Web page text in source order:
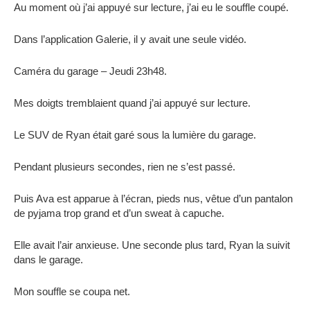
Au moment où j’ai appuyé sur lecture, j’ai eu le souffle coupé.
Dans l’application Galerie, il y avait une seule vidéo.
Caméra du garage – Jeudi 23h48.
Mes doigts tremblaient quand j’ai appuyé sur lecture.
Le SUV de Ryan était garé sous la lumière du garage.
Pendant plusieurs secondes, rien ne s’est passé.
Puis Ava est apparue à l’écran, pieds nus, vêtue d’un pantalon
de pyjama trop grand et d’un sweat à capuche.
Elle avait l’air anxieuse. Une seconde plus tard, Ryan la suivit
dans le garage.
Mon souffle se coupa net.